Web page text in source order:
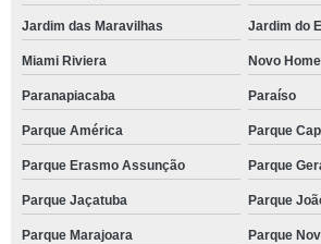
Jardim das Maravilhas Jardim do
Miami Riviera Novo
Paranapiacaba Paraíso
Parque América Parque
Parque Erasmo Assunção Parque
Parque Jaçatuba Parque
Parque Marajoara Parque